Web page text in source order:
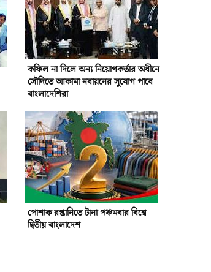
কফিল না দিলে অন্য নিয়োগকর্তার অধীনে
সৌদিতে আকামা নবায়নের সুযোগ পাবে
বাংলাদেশিরা
পোশাক রপ্তানিতে টানা পঞ্চমবার বিশ্বে
দ্বিতীয় বাংলাদেশ